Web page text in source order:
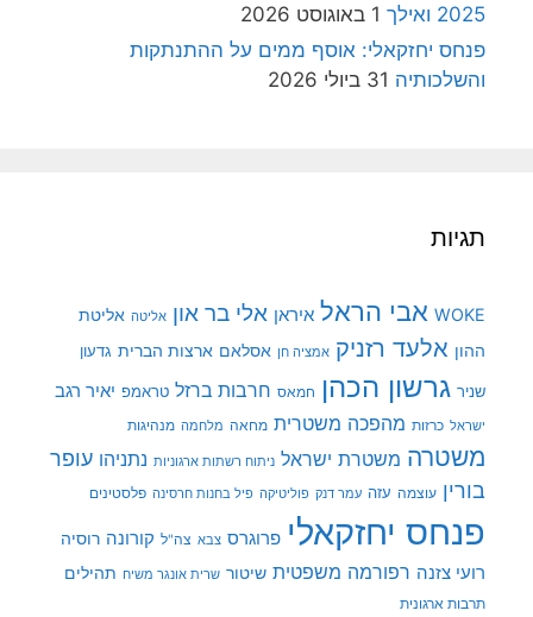
2025 ואילך
1 באוגוסט 2026
פנחס יחזקאלי: אוסף ממים על ההתנתקות
והשלכותיה 31 ביולי 2026
תגיות
WOKE אבי הראל איראן אלי בר און אליטה אליטת
ההון אלעד רזניק אמציה חן אסלאם ארצות הברית גדעון
שניר גרשון הכהן חמאס חרבות ברזל טראמפ יאיר רגב
ישראל כרזות מהפכה משטרית מחאה מלחמה מנהיגות
משטרה משטרת ישראל ניתוח רשתות ארגוניות נתניהו עופר
בורין עוצמה עזה עמר דנק פוליטיקה פיל בחנות חרסינה פלסטינים
פנחס יחזקאלי פרוגרס צבא צה"ל קורונה רוסיה
רועי צזנה רפורמה משפטית שיטור שרית אונגר משיח תהילים
תרבות ארגונית